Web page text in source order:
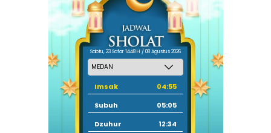
Sabtu, 23 Safar 1448 H / 08 Agustus 2026
Imsak
04:55
Subuh
05:05
Dzuhur
12:34